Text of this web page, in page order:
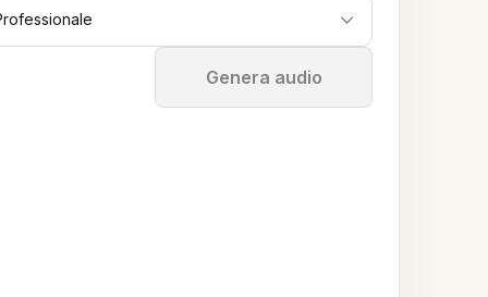
Genera audio
Ferma